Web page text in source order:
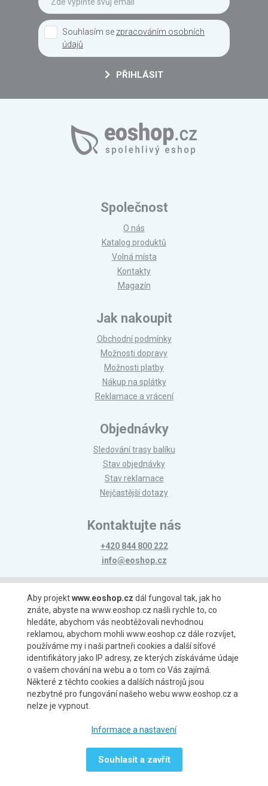
Souhlasím se zpracováním osobních
údajů
PŘIHLÁSIT
Společnost
O nás
Katalog produktů
Volná místa
Kontakty
Magazín
Jak nakoupit
Obchodní podmínky
Možnosti dopravy
Možnosti platby
Nákup na splátky
Reklamace a vrácení
Objednávky
Sledování trasy balíku
Stav objednávky
Stav reklamace
Nejčastější dotazy
Kontaktujte nás
+420 844 800 222
info@eoshop.cz
Možnosti platby
Možnosti dopravy
Aby projektwww.eoshop.cz dál fungoval tak, jak ho
znáte, abyste na www.eoshop.cz našli rychle to, co
hledáte, abychom vás neobtěžovali nevhodnou
reklamou, abychom mohli www.eoshop.cz dále rozvíjet,
používáme my i naši partneři cookies a další síťové
identifikátory jako IP adresy, ze kterých získáváme údaje
o vašem chování na webu a o tom co Vás zajímá.
Některé z těchto cookies a dalších nástrojů jsou
nezbytné pro fungování našeho webu www.eoshop.cz a
nelze je vypnout.
Informace a nastavení
Souhlasit a zavřít